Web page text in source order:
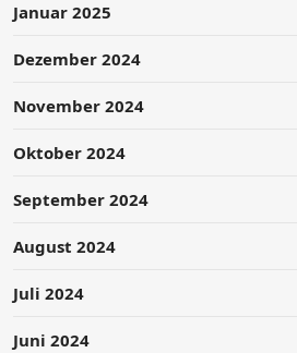
Januar 2025
Dezember 2024
November 2024
Oktober 2024
September 2024
August 2024
Juli 2024
Juni 2024